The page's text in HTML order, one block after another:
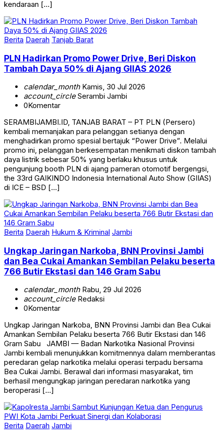
Berita Daerah Tanjab Barat
Tambah Daya 50% di Ajang GIIAS 2026
account_circleSerambi Jambi
0Komentar
kembali memanjakan para pelanggan setianya dengan
menghadirkan promo spesial bertajuk “Power Drive”. Melalui
promo ini, pelanggan berkesempatan menikmati diskon tambah
daya listrik sebesar 50% yang berlaku khusus untuk
pengunjung booth PLN di ajang pameran otomotif bergengsi,
the 33rd GAIKINDO Indonesia International Auto Show (GIIAS)
di ICE – BSD […]
Berita Daerah Hukum & Kriminal
dan Bea Cukai Amankan Sembilan Pelaku beserta
766 Butir Ekstasi dan 146 Gram Sabu
account_circleRedaksi
0Komentar
Amankan Sembilan Pelaku beserta 766 Butir Ekstasi dan 146
Gram Sabu JAMBI — Badan Narkotika Nasional Provinsi
Jambi kembali menunjukkan komitmennya dalam memberantas
peredaran gelap narkotika melalui operasi terpadu bersama
Bea Cukai Jambi. Berawal dari informasi masyarakat, tim
berhasil mengungkap jaringan peredaran narkotika yang
beroperasi […]
Berita Daerah Jambi